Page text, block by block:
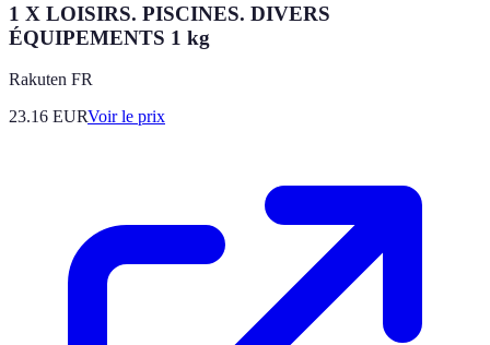
1 X LOISIRS. PISCINES. DIVERS
ÉQUIPEMENTS 1 kg
Rakuten FR
23.16 EURVoir le prix